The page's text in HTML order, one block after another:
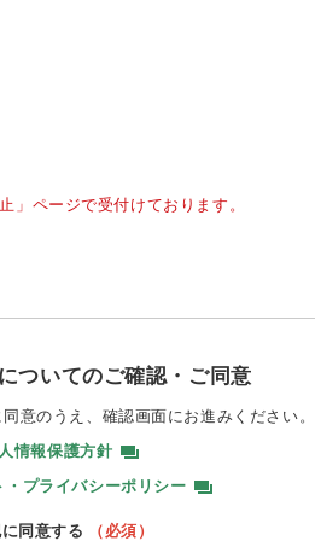
」ページで受付けております。
ついてのご確認・ご同意
意のうえ、 確認画面にお進みください。
情報保護方針
・プライバシーポリシー
同意する （必須）